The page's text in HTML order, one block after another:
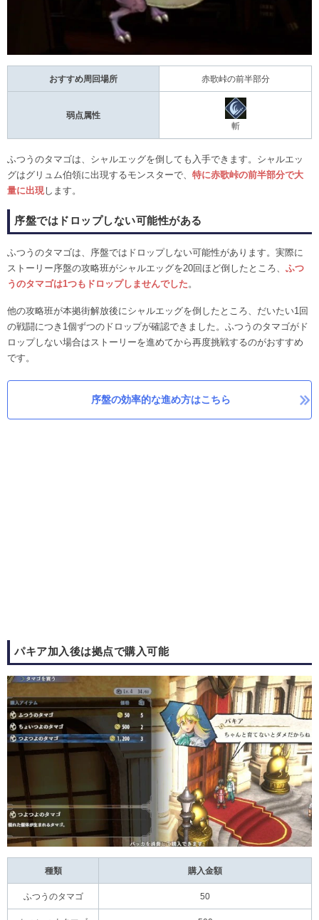
おすすめ周回場所 赤歌峠の前半部分
弱点属性
斬
ふつうのタマゴは、シャルエッグを倒しても入手できます。シャルエッ
グはグリュム伯領に出現するモンスターで、 特に赤歌峠の前半部分で大
量に出現します。
序盤ではドロップしない可能性がある
ふつうのタマゴは、序盤ではドロップしない可能性があります。実際に
ストーリー序盤の攻略班がシャルエッグを20回ほど倒したところ、 ふつ
うのタマゴは1つもドロップしませんでした。
他の攻略班が本拠街解放後にシャルエッグを倒したところ、だいたい1回
の戦闘につき1個ずつのドロップが確認できました。ふつうのタマゴがド
ロップしない場合はストーリーを進めてから再度挑戦するのがおすすめ
です。
序盤の効率的な進め方はこちら
パキア加入後は拠点で購入可能
種類 購入金額
ふつうのタマゴ 50